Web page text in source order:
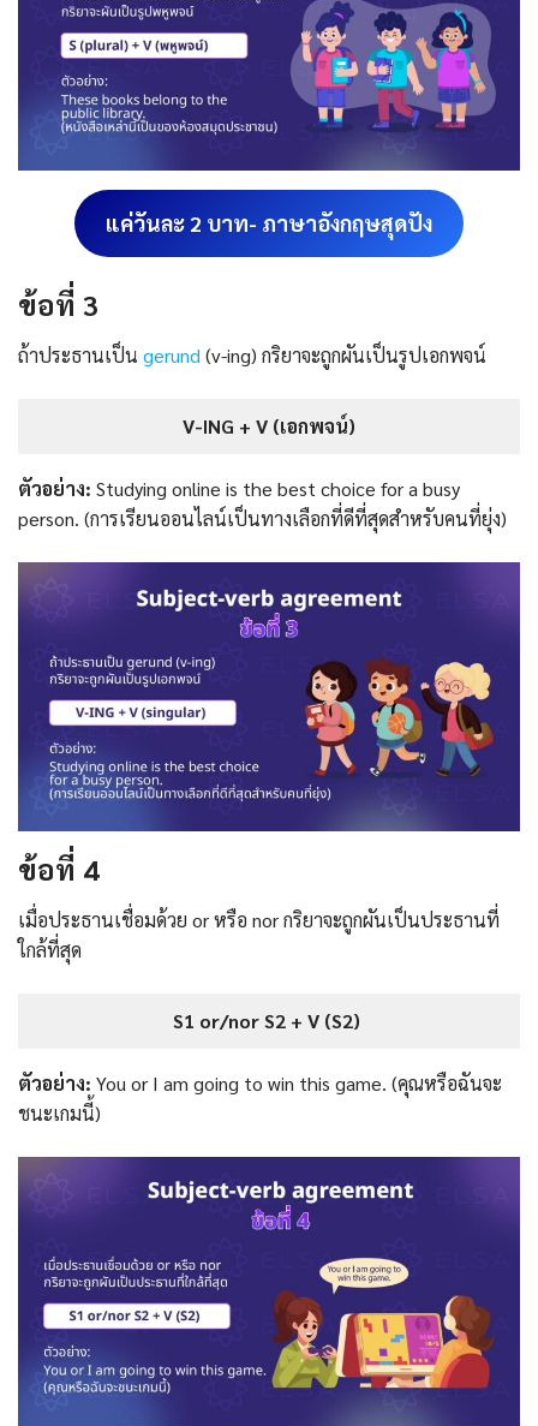
แค่วันละ 2 บาท- ภาษาอังกฤษสุดปัง
ข้อที่ 3
ถ้าประธานเป็น gerund (v-ing) กริยาจะถูกผันเป็นรูปเอกพจน์
V-ING + V (เอกพจน์)
ตัวอย่าง: Studying online is the best choice for a busy
person. (การเรียนออนไลน์เป็นทางเลือกที่ดีที่สุดสำหรับคนที่ยุ่ง)
ข้อที่ 4
เมื่อประธานเชื่อมด้วย or หรือ nor กริยาจะถูกผันเป็นประธานที่
ใกล้ที่สุด
S1 or/nor S2 + V (S2)
ตัวอย่าง: You or I am going to win this game. (คุณหรือฉันจะ
ชนะเกมนี้)